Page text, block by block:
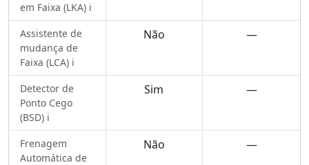
em Faixa (LKA) ℹ️
Assistente de
mudança de
Faixa (LCA) ℹ️
Não —
Detector de
Ponto Cego
(BSD) ℹ️
Sim —
Frenagem
Automática de
Não —